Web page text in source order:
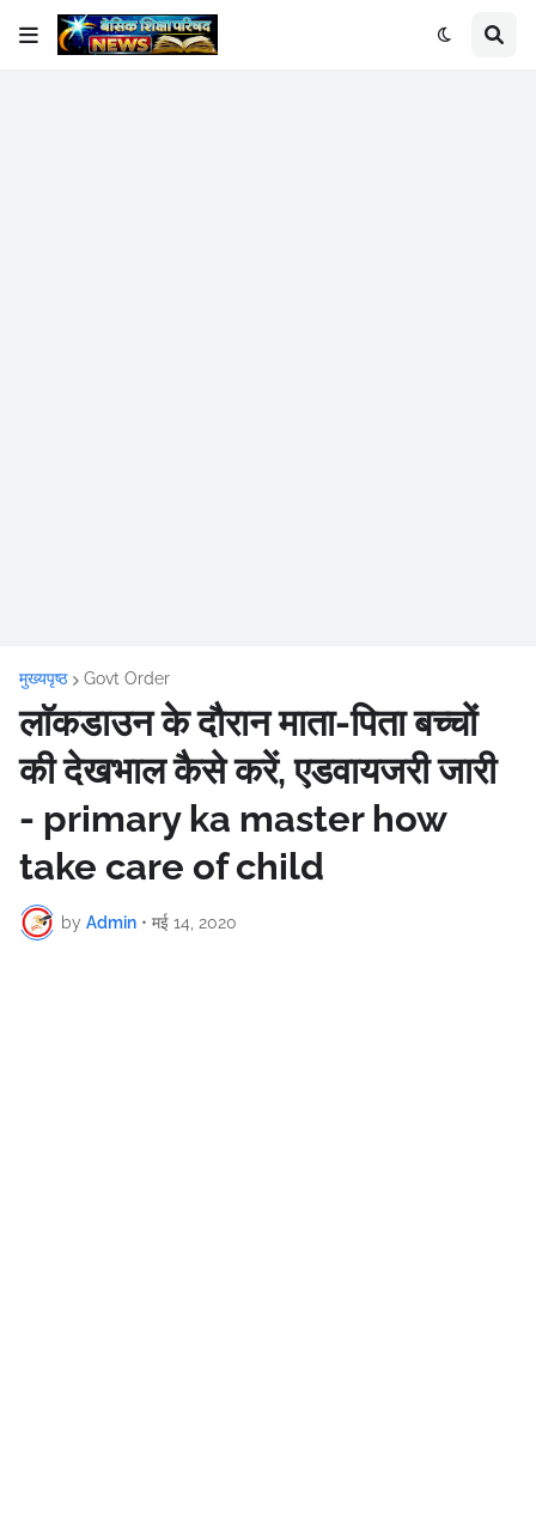
मुख्यपृष्ठ Govt Order
लाॅकडाउन के दौरान माता-पिता बच्चों
की देखभाल कैसे करें, एडवायजरी जारी
- primary ka master how
take care of child
by Admin • मई 14, 2020